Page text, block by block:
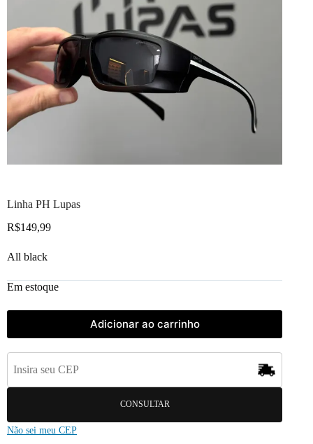
Linha PH Lupas
R$149,99
All black
Em estoque
Adicionar ao carrinho
CONSULTAR
Não sei meu CEP